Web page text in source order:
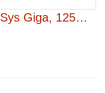
Giga, 125…